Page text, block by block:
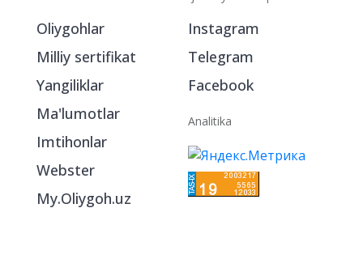
Bo‘limlar
Oliygohlar
Imtihonlar
Ijtimoiy tarmoqlarda
Telegram
Facebook
Analitika